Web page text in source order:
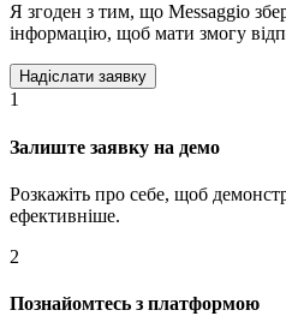
Я згоден з тим, що Messaggio
інформацію, щоб мати змогу
1
Залиште заявку на демо
Розкажіть про себе, щоб
ефективніше.
2
Познайомтесь з платформою